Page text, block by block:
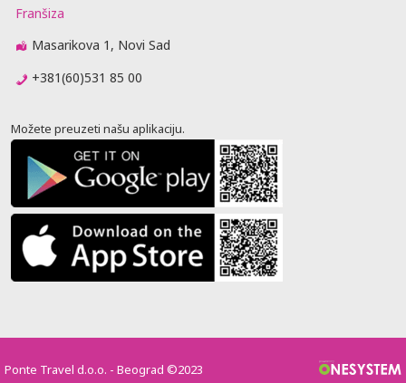
Franšiza
Masarikova 1, Novi Sad
+381(60)531 85 00
Možete preuzeti našu aplikaciju.
Ponte Travel d.o.o. - Beograd ©2023